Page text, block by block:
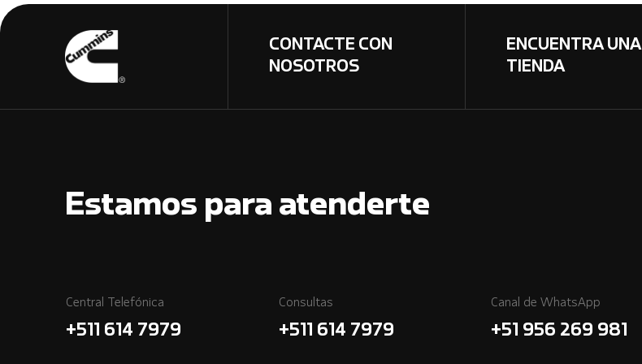
CONTACTE CON
NOSOTROS
ENCUENTRA UNA
TIENDA
Estamos para atenderte
Central Telefónica
+511 614 7979
Consultas
+511 614 7979
Canal de WhatsApp
+51 956 269 981